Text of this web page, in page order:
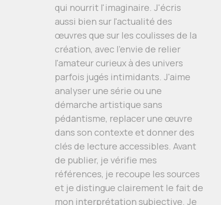
qui nourrit l'imaginaire. J'écris
aussi bien sur l'actualité des
œuvres que sur les coulisses de la
création, avec l'envie de relier
l'amateur curieux à des univers
parfois jugés intimidants. J'aime
analyser une série ou une
démarche artistique sans
pédantisme, replacer une œuvre
dans son contexte et donner des
clés de lecture accessibles. Avant
de publier, je vérifie mes
références, je recoupe les sources
et je distingue clairement le fait de
mon interprétation subjective. Je